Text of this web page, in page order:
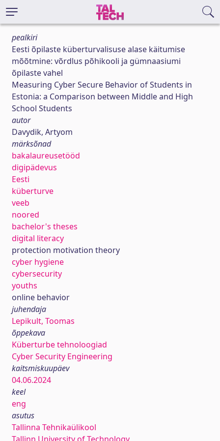
pealkiri
Eesti õpilaste küberturvalisuse alase käitumise
mõõtmine: võrdlus põhikooli ja gümnaasiumi
õpilaste vahel
Measuring Cyber Secure Behavior of Students in
Estonia: a Comparison between Middle and High
School Students
autor
Davydik, Artyom
märksõnad
bakalaureusetööd
digipädevus
Eesti
küberturve
veeb
noored
bachelor's theses
digital literacy
protection motivation theory
cyber hygiene
cybersecurity
youths
online behavior
juhendaja
Lepikult, Toomas
õppekava
Küberturbe tehnoloogiad
Cyber Security Engineering
kaitsmiskuupäev
04.06.2024
keel
eng
asutus
Tallinna Tehnikaülikool